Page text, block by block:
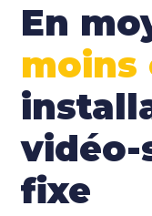
En
moins
vidéo-
fixe